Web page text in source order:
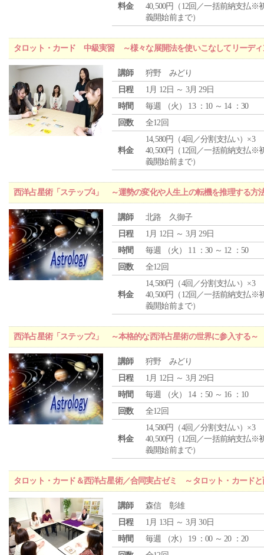
料金
40,500円（12回／一括前納支払※
義開始前まで）
タロット・カード 中級実習 ～様々な展開法を使いこなしてリーディ
講師
狩野 みどり
日程
1月 12日 ～ 3月 29日
時間
毎週 （火 ） 13 ：10 ～ 14 ：30
回数
全12回
料金
14,580円（4回／分割支払い）×3
40,500円（12回／一括前納支払※
義開始前まで）
西洋占星術「ステップ4」 ～運勢の変化や人生上の転機を推理する方
講師
北路 久御子
日程
1月 12日 ～ 3月 29日
時間
毎週 （火 ） 11 ：30 ～ 12 ：50
回数
全12回
料金
14,580円（4回／分割支払い）×3
40,500円（12回／一括前納支払※
義開始前まで）
西洋占星術「ステップ2」 ～本格的な西洋占星術の世界に参入する～
講師
狩野 みどり
日程
1月 12日 ～ 3月 29日
時間
毎週 （火 ） 14 ：50 ～ 16 ：10
回数
全12回
料金
14,580円（4回／分割支払い）×3
40,500円（12回／一括前納支払※
義開始前まで）
タロット・カード＆西洋占星術／合同実占ゼミ ～タロット・カード
講師
森信 彰雄
日程
1月 13日 ～ 3月 30日
時間
毎週 （水） 19 ：00 ～ 20 ：20